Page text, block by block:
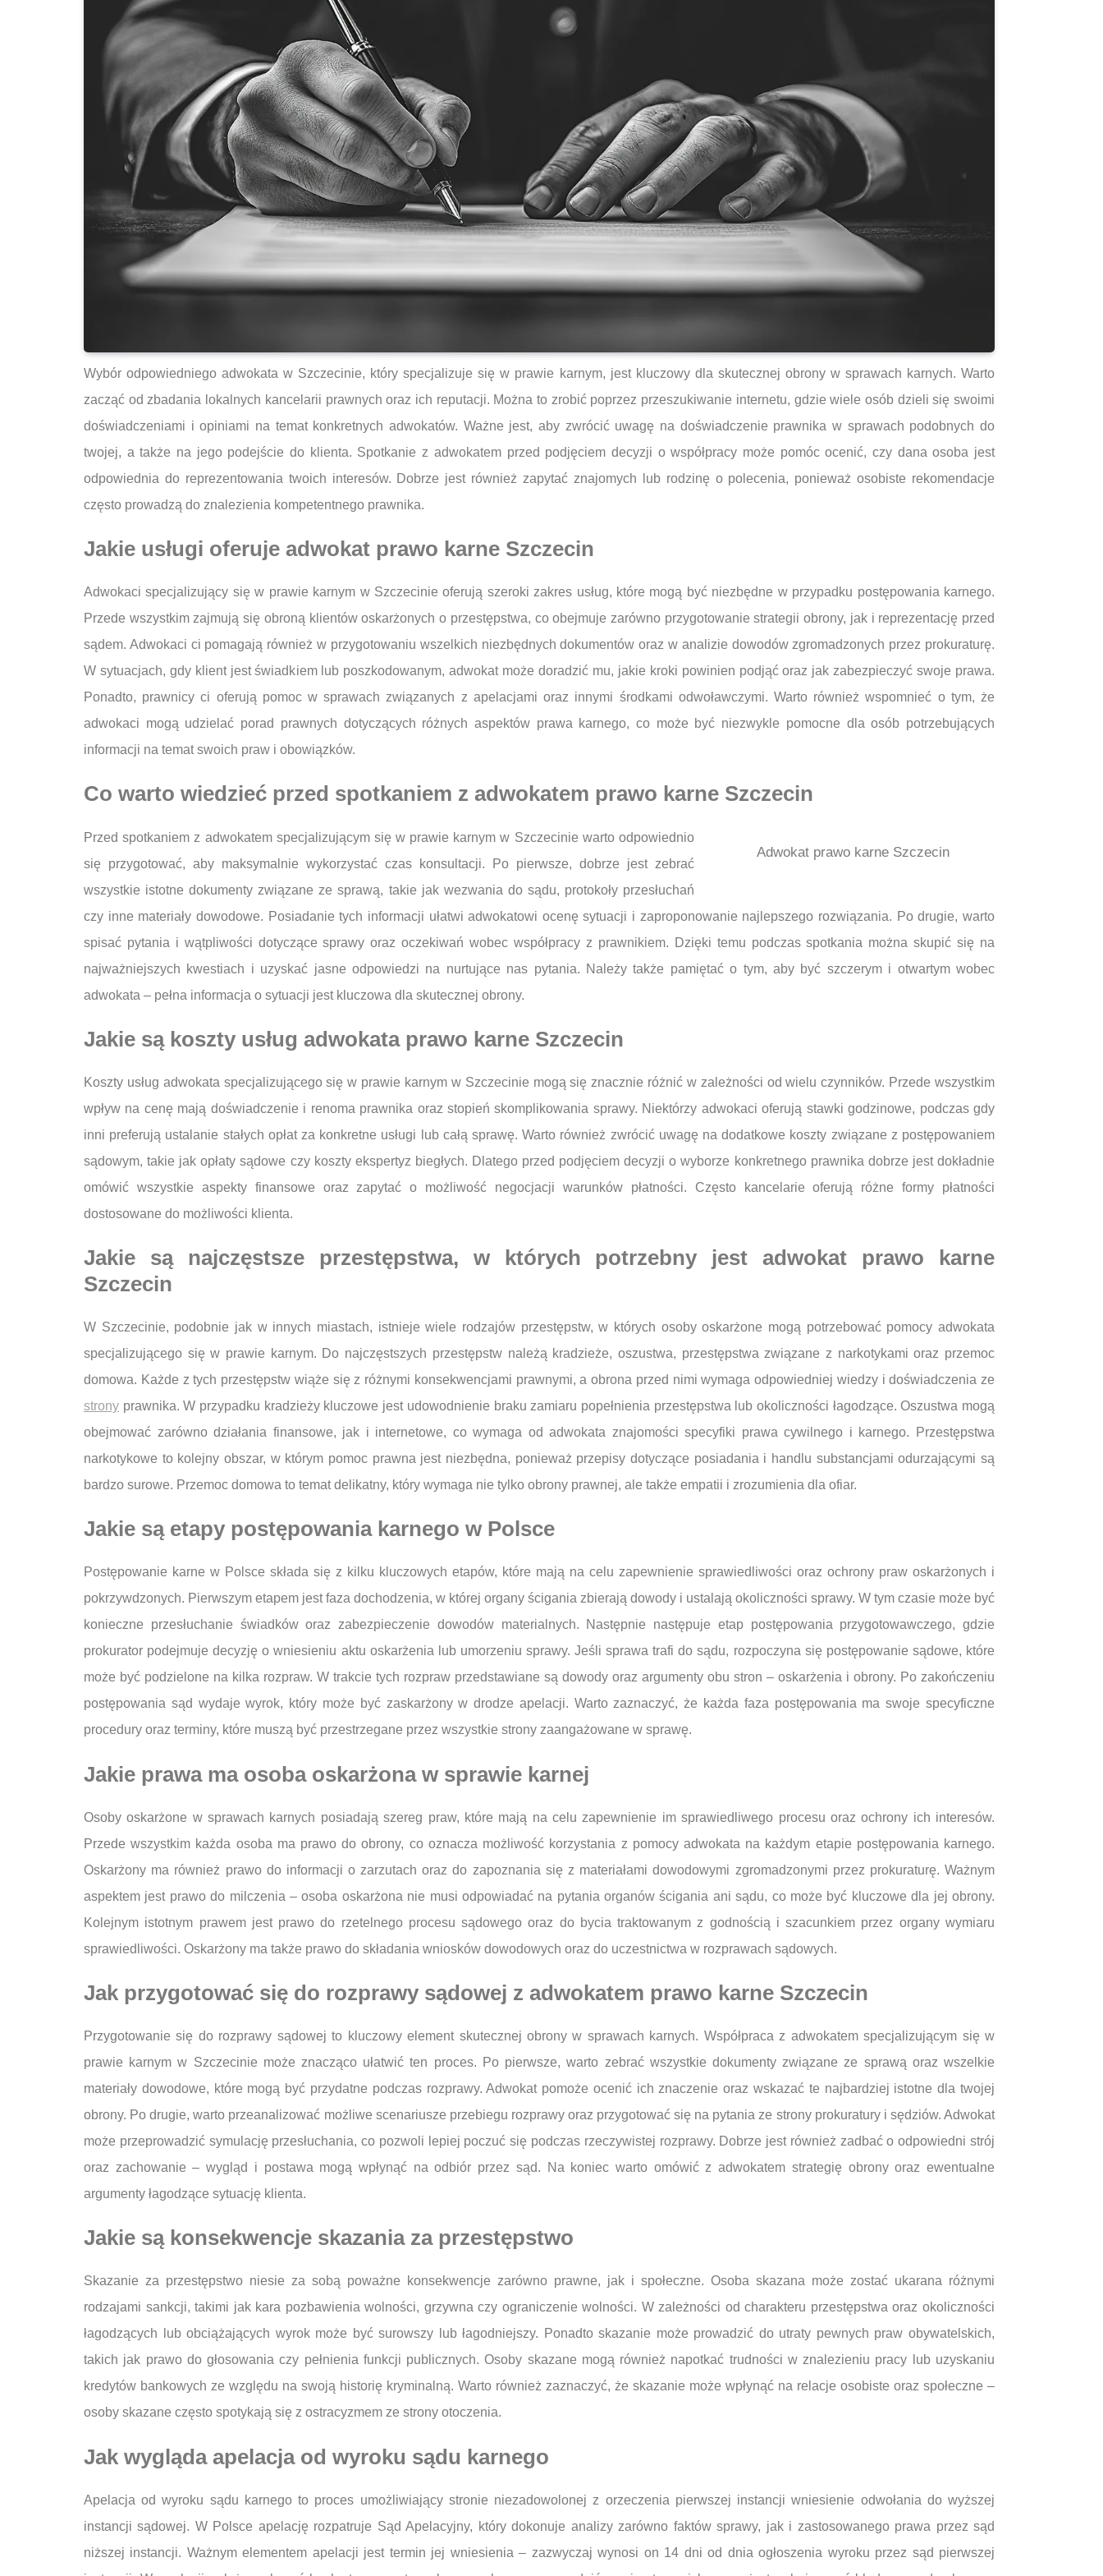
Wybór odpowiedniego adwokata w Szczecinie, który specjalizuje się w prawie karnym, jest kluczowy dla skutecznej obrony w sprawach karnych. Warto
zacząć od zbadania lokalnych kancelarii prawnych oraz ich reputacji. Można to zrobić poprzez przeszukiwanie internetu, gdzie wiele osób dzieli się swoimi
doświadczeniami i opiniami na temat konkretnych adwokatów. Ważne jest, aby zwrócić uwagę na doświadczenie prawnika w sprawach podobnych do
twojej, a także na jego podejście do klienta. Spotkanie z adwokatem przed podjęciem decyzji o współpracy może pomóc ocenić, czy dana osoba jest
odpowiednia do reprezentowania twoich interesów. Dobrze jest również zapytać znajomych lub rodzinę o polecenia, ponieważ osobiste rekomendacje
często prowadzą do znalezienia kompetentnego prawnika.
Jakie usługi oferuje adwokat prawo karne Szczecin
Adwokaci specjalizujący się w prawie karnym w Szczecinie oferują szeroki zakres usług, które mogą być niezbędne w przypadku postępowania karnego.
Przede wszystkim zajmują się obroną klientów oskarżonych o przestępstwa, co obejmuje zarówno przygotowanie strategii obrony, jak i reprezentację przed
sądem. Adwokaci ci pomagają również w przygotowaniu wszelkich niezbędnych dokumentów oraz w analizie dowodów zgromadzonych przez prokuraturę.
W sytuacjach, gdy klient jest świadkiem lub poszkodowanym, adwokat może doradzić mu, jakie kroki powinien podjąć oraz jak zabezpieczyć swoje prawa.
Ponadto, prawnicy ci oferują pomoc w sprawach związanych z apelacjami oraz innymi środkami odwoławczymi. Warto również wspomnieć o tym, że
adwokaci mogą udzielać porad prawnych dotyczących różnych aspektów prawa karnego, co może być niezwykle pomocne dla osób potrzebujących
informacji na temat swoich praw i obowiązków.
Co warto wiedzieć przed spotkaniem z adwokatem prawo karne Szczecin
Adwokat prawo karne Szczecin
Przed spotkaniem z adwokatem specjalizującym się w prawie karnym w Szczecinie warto odpowiednio
się przygotować, aby maksymalnie wykorzystać czas konsultacji. Po pierwsze, dobrze jest zebrać
wszystkie istotne dokumenty związane ze sprawą, takie jak wezwania do sądu, protokoły przesłuchań
czy inne materiały dowodowe. Posiadanie tych informacji ułatwi adwokatowi ocenę sytuacji i zaproponowanie najlepszego rozwiązania. Po drugie, warto
spisać pytania i wątpliwości dotyczące sprawy oraz oczekiwań wobec współpracy z prawnikiem. Dzięki temu podczas spotkania można skupić się na
najważniejszych kwestiach i uzyskać jasne odpowiedzi na nurtujące nas pytania. Należy także pamiętać o tym, aby być szczerym i otwartym wobec
adwokata – pełna informacja o sytuacji jest kluczowa dla skutecznej obrony.
Jakie są koszty usług adwokata prawo karne Szczecin
Koszty usług adwokata specjalizującego się w prawie karnym w Szczecinie mogą się znacznie różnić w zależności od wielu czynników. Przede wszystkim
wpływ na cenę mają doświadczenie i renoma prawnika oraz stopień skomplikowania sprawy. Niektórzy adwokaci oferują stawki godzinowe, podczas gdy
inni preferują ustalanie stałych opłat za konkretne usługi lub całą sprawę. Warto również zwrócić uwagę na dodatkowe koszty związane z postępowaniem
sądowym, takie jak opłaty sądowe czy koszty ekspertyz biegłych. Dlatego przed podjęciem decyzji o wyborze konkretnego prawnika dobrze jest dokładnie
omówić wszystkie aspekty finansowe oraz zapytać o możliwość negocjacji warunków płatności. Często kancelarie oferują różne formy płatności
dostosowane do możliwości klienta.
Jakie są najczęstsze przestępstwa, w których potrzebny jest adwokat prawo karne
Szczecin
W Szczecinie, podobnie jak w innych miastach, istnieje wiele rodzajów przestępstw, w których osoby oskarżone mogą potrzebować pomocy adwokata
specjalizującego się w prawie karnym. Do najczęstszych przestępstw należą kradzieże, oszustwa, przestępstwa związane z narkotykami oraz przemoc
domowa. Każde z tych przestępstw wiąże się z różnymi konsekwencjami prawnymi, a obrona przed nimi wymaga odpowiedniej wiedzy i doświadczenia ze
strony prawnika. W przypadku kradzieży kluczowe jest udowodnienie braku zamiaru popełnienia przestępstwa lub okoliczności łagodzące. Oszustwa mogą
obejmować zarówno działania finansowe, jak i internetowe, co wymaga od adwokata znajomości specyfiki prawa cywilnego i karnego. Przestępstwa
narkotykowe to kolejny obszar, w którym pomoc prawna jest niezbędna, ponieważ przepisy dotyczące posiadania i handlu substancjami odurzającymi są
bardzo surowe. Przemoc domowa to temat delikatny, który wymaga nie tylko obrony prawnej, ale także empatii i zrozumienia dla ofiar.
Jakie są etapy postępowania karnego w Polsce
Postępowanie karne w Polsce składa się z kilku kluczowych etapów, które mają na celu zapewnienie sprawiedliwości oraz ochrony praw oskarżonych i
pokrzywdzonych. Pierwszym etapem jest faza dochodzenia, w której organy ścigania zbierają dowody i ustalają okoliczności sprawy. W tym czasie może być
konieczne przesłuchanie świadków oraz zabezpieczenie dowodów materialnych. Następnie następuje etap postępowania przygotowawczego, gdzie
prokurator podejmuje decyzję o wniesieniu aktu oskarżenia lub umorzeniu sprawy. Jeśli sprawa trafi do sądu, rozpoczyna się postępowanie sądowe, które
może być podzielone na kilka rozpraw. W trakcie tych rozpraw przedstawiane są dowody oraz argumenty obu stron – oskarżenia i obrony. Po zakończeniu
postępowania sąd wydaje wyrok, który może być zaskarżony w drodze apelacji. Warto zaznaczyć, że każda faza postępowania ma swoje specyficzne
procedury oraz terminy, które muszą być przestrzegane przez wszystkie strony zaangażowane w sprawę.
Jakie prawa ma osoba oskarżona w sprawie karnej
Osoby oskarżone w sprawach karnych posiadają szereg praw, które mają na celu zapewnienie im sprawiedliwego procesu oraz ochrony ich interesów.
Przede wszystkim każda osoba ma prawo do obrony, co oznacza możliwość korzystania z pomocy adwokata na każdym etapie postępowania karnego.
Oskarżony ma również prawo do informacji o zarzutach oraz do zapoznania się z materiałami dowodowymi zgromadzonymi przez prokuraturę. Ważnym
aspektem jest prawo do milczenia – osoba oskarżona nie musi odpowiadać na pytania organów ścigania ani sądu, co może być kluczowe dla jej obrony.
Kolejnym istotnym prawem jest prawo do rzetelnego procesu sądowego oraz do bycia traktowanym z godnością i szacunkiem przez organy wymiaru
sprawiedliwości. Oskarżony ma także prawo do składania wniosków dowodowych oraz do uczestnictwa w rozprawach sądowych.
Jak przygotować się do rozprawy sądowej z adwokatem prawo karne Szczecin
Przygotowanie się do rozprawy sądowej to kluczowy element skutecznej obrony w sprawach karnych. Współpraca z adwokatem specjalizującym się w
prawie karnym w Szczecinie może znacząco ułatwić ten proces. Po pierwsze, warto zebrać wszystkie dokumenty związane ze sprawą oraz wszelkie
materiały dowodowe, które mogą być przydatne podczas rozprawy. Adwokat pomoże ocenić ich znaczenie oraz wskazać te najbardziej istotne dla twojej
obrony. Po drugie, warto przeanalizować możliwe scenariusze przebiegu rozprawy oraz przygotować się na pytania ze strony prokuratury i sędziów. Adwokat
może przeprowadzić symulację przesłuchania, co pozwoli lepiej poczuć się podczas rzeczywistej rozprawy. Dobrze jest również zadbać o odpowiedni strój
oraz zachowanie – wygląd i postawa mogą wpłynąć na odbiór przez sąd. Na koniec warto omówić z adwokatem strategię obrony oraz ewentualne
argumenty łagodzące sytuację klienta.
Jakie są konsekwencje skazania za przestępstwo
Skazanie za przestępstwo niesie za sobą poważne konsekwencje zarówno prawne, jak i społeczne. Osoba skazana może zostać ukarana różnymi
rodzajami sankcji, takimi jak kara pozbawienia wolności, grzywna czy ograniczenie wolności. W zależności od charakteru przestępstwa oraz okoliczności
łagodzących lub obciążających wyrok może być surowszy lub łagodniejszy. Ponadto skazanie może prowadzić do utraty pewnych praw obywatelskich,
takich jak prawo do głosowania czy pełnienia funkcji publicznych. Osoby skazane mogą również napotkać trudności w znalezieniu pracy lub uzyskaniu
kredytów bankowych ze względu na swoją historię kryminalną. Warto również zaznaczyć, że skazanie może wpłynąć na relacje osobiste oraz społeczne –
osoby skazane często spotykają się z ostracyzmem ze strony otoczenia.
Jak wygląda apelacja od wyroku sądu karnego
Apelacja od wyroku sądu karnego to proces umożliwiający stronie niezadowolonej z orzeczenia pierwszej instancji wniesienie odwołania do wyższej
instancji sądowej. W Polsce apelację rozpatruje Sąd Apelacyjny, który dokonuje analizy zarówno faktów sprawy, jak i zastosowanego prawa przez sąd
niższej instancji. Ważnym elementem apelacji jest termin jej wniesienia – zazwyczaj wynosi on 14 dni od dnia ogłoszenia wyroku przez sąd pierwszej